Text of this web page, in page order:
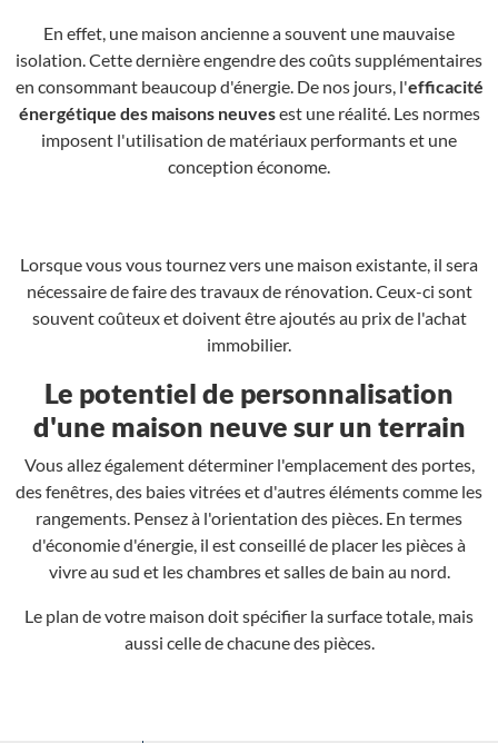
En effet, une maison ancienne a souvent une mauvaise
isolation. Cette dernière engendre des coûts supplémentaires
en consommant beaucoup d'énergie. De nos jours, l'efficacité
énergétique des maisons neuvesest une réalité. Les normes
imposent l'utilisation de matériaux performants et une
conception économe.
Lorsque vous vous tournez vers une maison existante, il sera
nécessaire de faire des travaux de rénovation. Ceux-ci sont
souvent coûteux et doivent être ajoutés au prix de l'achat
immobilier.
Le potentiel de personnalisation
d'une maison neuve sur un terrain
Vous allez également déterminer l'emplacement des portes,
des fenêtres, des baies vitrées et d'autres éléments comme les
rangements. Pensez à l'orientation des pièces. En termes
d'économie d'énergie, il est conseillé de placer les pièces à
vivre au sud et les chambres et salles de bain au nord.
Le plan de votre maison doit spécifier la surface totale, mais
aussi celle de chacune des pièces.